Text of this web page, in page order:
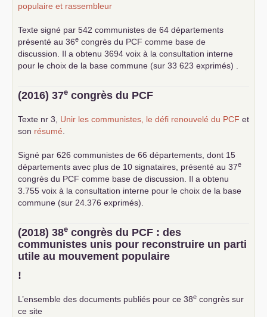
populaire et rassembleur
Texte signé par 542 communistes de 64 départements
présenté au 36e congrès du PCF comme base de
discussion. Il a obtenu 3694 voix à la consultation interne
pour le choix de la base commune (sur 33 623 exprimés) .
(2016) 37e congrès du PCF
Texte nr 3, Unir les communistes, le défi renouvelé du PCF et
son résumé
Signé par 626 communistes de 66 départements, dont 15
départements avec plus de 10 signataires, présenté au 37e
congrès du PCF comme base de discussion. Il a obtenu
3.755 voix à la consultation interne pour le choix de la base
commune (sur 24.376 exprimés).
(2018) 38e congrès du PCF : des
communistes unis pour reconstruire un parti
utile au mouvement populaire
!
L’ensemble des documents publiés pour ce 38e congrès sur
ce site